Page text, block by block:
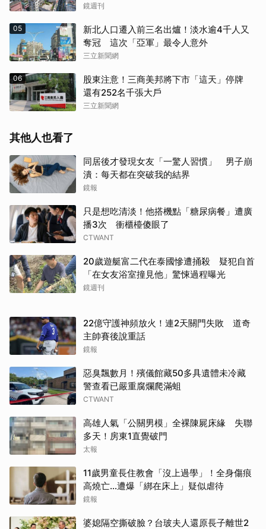
鏡週刊
05
新北人口遷入前三名出爐！淡水逾4千人又
奪冠 這次「亞軍」最令人意外
三立新聞網
06
股東注意！三商美邦將下市「這天」停牌
還有252名千張大戶
三立新聞網
其他人也看了
同居後才發現女友「一驚人習慣」 男子崩
潰：每天都在突破我的結界
鏡報
只是想吃清淡！他搭機點「糖尿病餐」遭廣
播3次 衝櫃檯傻眼了
CTWANT
20歲遊艇富二代在泰國慘遭捅殺 疑犯自首
「在女友浴室撞見他」驚悚過程曝光
鏡週刊
22億守護神頻放火！連2天關門失敗 道奇
主帥賽後說重話
鏡報
惡臭飄數月！殯儀館藏50多具遺體未冷藏
警查看已嚴重腐爛爬滿蛆
CTWANT
高雄人氣「公關男模」全裸陳屍床緣 失聯
多天！房東1直覺破門
太報
11歲男童長住教會「沒上過學」！全身傷痕
高燒亡…遭爆「綁在床上」疑似虐待
鏡報
婆媳隔空撕破臉？台玻夫人還原長子離世2
取消